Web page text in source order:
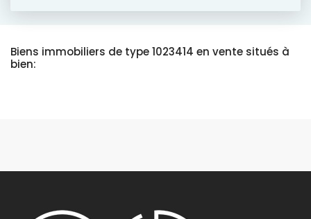
Biens immobiliers de type 1023414 en vente situés à
bien: